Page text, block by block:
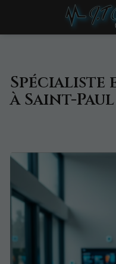
Spécialiste
à Saint-Paul